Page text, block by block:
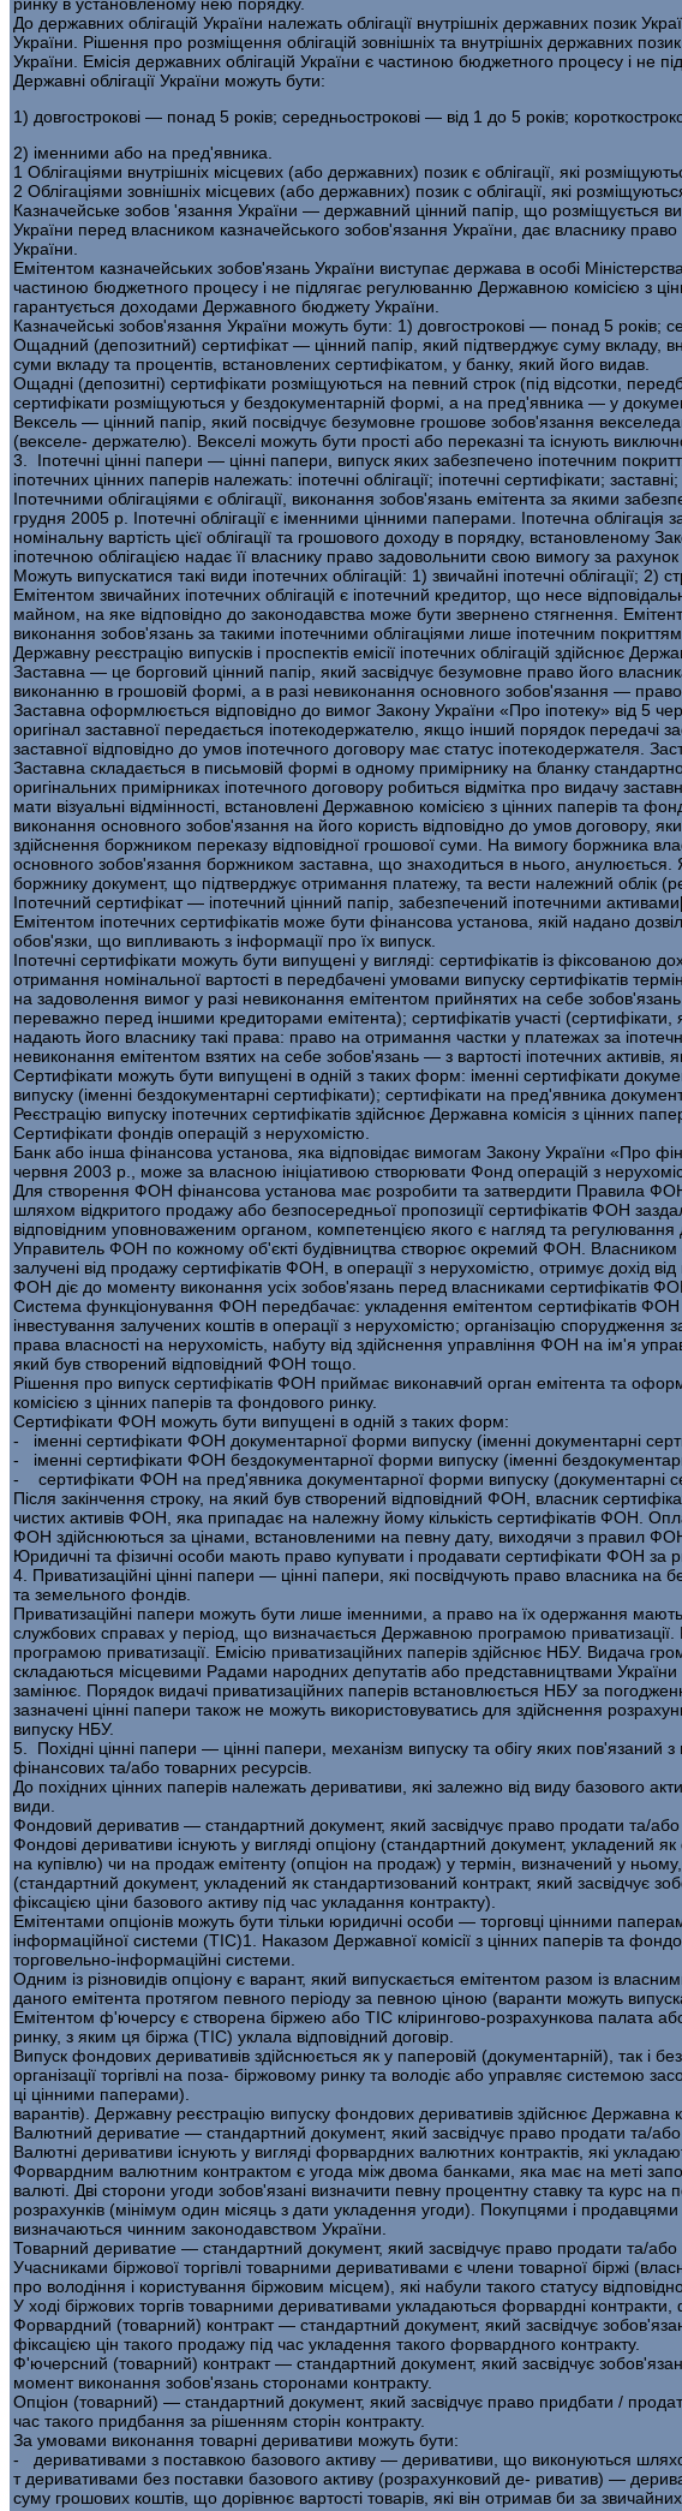
До державних облігацій України належать облігації внутрішніх державних позик
України. Рішення про розміщення облігацій зовнішніх та внутрішніх державних
України. Емісія державних облігацій України є частиною бюджетного процесу і не
Державні облігації України можуть бути:
1) довгострокові — понад 5 років; середньострокові — від 1 до 5 років;
2) іменними або на пред'явника.
1 Облігаціями внутрішніх місцевих (або державних) позик є облігації, які
2 Облігаціями зовнішніх місцевих (або державних) позик с облігації, які
Казначейське зобов 'язання України — державний цінний папір, що розміщується
України перед власником казначейського зобов'язання України, дає власнику
України.
Емітентом казначейських зобов'язань України виступає держава в особі
частиною бюджетного процесу і не підлягає регулюванню Державною комісією з
гарантується доходами Дер­жавного бюджету України.
Казначейські зобов'язання України можуть бути: 1) довгостроко­ві — понад 5
Ощадний (депозитний) сертифікат — цінний папір, який підтвер­джує суму вкладу,
суми вкладу та процентів, встановлених сертифікатом, у банку, який його видав.
Ощадні (депозитні) сертифікати розміщуються на певний строк (під відсотки,
сертифікати розміщують­ся у бездокументарній формі, а на пред'явника — у
Вексель — цінний папір, який посвідчує безумовне грошове зобов'язання
(векселе- держателю). Векселі можуть бути прості або переказні та існують
3. Іпотечні цінні папери — цінні папери, випуск яких забезпечено іпотечним
іпотечних цінних паперів належать: іпотечні облігації; іпотечні сертифікати;
Іпотечними облігаціями є облігації, виконання зобов'язань емі­тента за якими
грудня 2005 р. Іпотечні облігації є іменними цінними паперами. Іпотечна
номінальну вартість цієї об­лігації та грошового доходу в порядку, встановленому
іпотечною облігацією надає її власнику право задовольнити свою вимогу за рахунок
Можуть випускатися такі види іпотечних облігацій: 1) звичайні іпотечні облігації; 2)
Емітентом звичайних іпотечних облігацій є іпотечний кредитор, що несе
майном, на яке відповідно до законодавства може бути звернено стягнення.
виконання зобов'язань за такими іпо­течними облігаціями лише іпотечним покриттям.
Державну реєстрацію випусків і проспектів емісії іпотечних облігацій здійснює
Заставна — це борговий цінний папір, який засвідчує безумовне право його
виконанню в грошовій фор­мі, а в разі невиконання основного зобов'язання — право
Заставна оформлюється відповідно до вимог Закону України «Про іпотеку» від 5
оригінал заставної пе­редається іпотекодержателю, якщо інший порядок
заставної відповідно до умов іпотечного договору має статус іпотекодержателя.
Заставна складається в письмовій формі в одному примірнику на бланку
оригінальних примірниках іпотечного договору робиться відмітка про видачу
мати візуальні відмінності, встановлені Дер­жавною комісією з цінних паперів та
виконання основного зобов'язання на його користь відповідно до умов договору,
здійснення боржником переказу відповідної грошової суми. На вимогу боржника
основного зобов'язання боржни­ком заставна, що знаходиться в нього,
боржнику документ, що підтверджує отримання платежу, та вести належний облік
Іпотечний сертифікат — іпотечний цінний папір, забезпечений іпотечними
Емітентом іпотечних сертифікатів може бути фінансова установа, якій надано
обов'язки, що випливають з інформації про їх випуск.
Іпотечні сертифікати можуть бути випущені у вигляді: сертифіка­тів із фіксованою
отримання номінальної вартості в передбачені умовами випуску сертифікатів
на задоволення вимог у разі не­виконання емітентом прийнятих на себе
переважно перед іншими кредиторами емітента); сертифі­катів участі
надають його власнику такі права: право на отримання частки у платежах за
невиконання емітентом взятих на себе зобов'язань — з вартості іпотечних активів,
Сертифікати можуть бути випущені в одній з таких форм: іменні сертифікати
випуску (іменні бездокументарні сертифікати); сертифікати на пред'явника
Реєстрацію випуску іпотечних сертифікатів здійснює Державна комісія з цінних
Сертифікати фондів операцій з нерухомістю.
Банк або інша фінансова установа, яка відповідає вимогам Закону України «Про
червня 2003 р., може за власною ініціативою створювати Фонд операцій з
Для створення ФОН фінансова установа має розробити та затвер­дити Правила
шляхом відкритого продажу або безпосередньої пропозиції сертифікатів ФОН
відповідним уповноваженим органом, компетенцією якого є нагляд та регулювання
Управитель ФОН по кожному об'єкті будівництва створює окремий ФОН.
залучені від продажу сертифікатів ФОН, в операції з нерухомістю, отримує дохід
ФОН діє до моменту виконання усіх зобов'язань перед власниками сертифікатів
Система функціонування ФОН передбачає: укладення емітентом сертифікатів
інвестування залучених коштів в операції з нерухомістю; організацію
права власності на нерухомість, набуту від здійснення управління ФОН на ім'я
який був створений відповідний ФОН тощо.
Рішення про випуск сертифікатів ФОН приймає виконавчий орган емітента та
комісією з цінних паперів та фондового ринку.
Сертифікати ФОН можуть бути випущені в одній з таких форм:
- іменні сертифікати ФОН документарної форми випуску (іменні документарні
- іменні сертифікати ФОН бездокументарної форми випуску (імен­ні
- сертифікати ФОН на пред'явника документарної форми випуску (документарні
Після закінчення строку, на який був створений відповідний ФОН, власник
чистих активів ФОН, яка припадає на належну йому кількість сертифікатів ФОН.
ФОН здійснюються за цінами, вста­новленими на певну дату, виходячи з правил
Юридичні та фізичні особи мають право купувати і продавати сер­тифікати ФОН за
4. Приватизаційні цінні папери — цінні папери, які посвідчують право власника
та земельного фондів.
Приватизаційні папери можуть бути лише іменними, а право на їх одержання
службових справах у період, що визначається Державною програмою приватизації.
програмою приватизації. Емісію приватизаційних паперів здійснює НБУ. Видача
складаються місцевими Радами народних депутатів або представництвами
замінює. Порядок видачі приватизаційних паперів встановлюється НБУ за
зазначені цінні папери також не можуть використовуватись для здійснення
випуску НБУ.
5. Похідні цінні папери — цінні папери, механізм випуску та обігу яких
фінансових та/або товарних ресурсів.
До похідних цінних паперів належать деривативи, які залежно від виду базового
види.
Фондовий дериватив — стандартний документ, який засвідчує право продати та/
Фондові деривативи існують у вигляді опціону (стандартний до­кумент, укладений
на купів­лю) чи на продаж емітенту (опціон на продаж) у термін, визначений у
(стандартний документ, укладений як стандартизований контракт, який засвідчує
фіксацією ціни базового активу під час укладання контракту).
Емітентами опціонів можуть бути тільки юридичні особи — торгов­ці цінними
інформаційної систе­ми (ТІС)1. Наказом Державної комісії з цінних паперів та
торговельно-інформаційні системи.
Одним із різновидів опціону є варант, який випускається емітентом разом із
даного емітента протягом певного періоду за певною ціною (варанти можуть
Емітентом ф'ючерсу є створена біржею або ТІС клірингово-роз­рахункова палата
ринку, з яким ця біржа (ТІС) уклала відповідний договір.
Випуск фондових деривативів здійснюється як у паперовій (доку­ментарній), так і
організації торгівлі на поза- біржовому ринку та володіє або управляє системою
ці цінними паперами).
варантів). Державну реєстрацію випуску фондових деривативів здій­снює Державна
Валютний дериватие — стандартний документ, який засвідчує право продати та/
Валютні деривативи існують у вигляді форвардних валютних конт­рактів, які
Форвардним валютним контрактом є угода між двома банками, яка має на меті
валюті. Дві сторони угоди зобов'язані визначити певну процентну ставку та курс
розрахунків (мінімум один місяць з дати укла­дення угоди). Покупцями і
визначаються чинним законодавством України.
Товарний дериватие — стандартний документ, який засвідчує право продати та/
Учасниками біржової торгівлі товарними деривативами є члени товарної біржі
про володіння і користування біржовим місцем), які набули такого статусу
У ході біржових торгів товарними деривативами укладаються фор­вардні контракти,
Форвардний (товарний) контракт — стандартний документ, який засвідчує
фіксацією цін такого продажу під час укладення такого форвардного контракту.
Ф'ючерсний (товарний) контракт — стандартний документ, який засвідчує
момент ви­конання зобов'язань сторонами контракту.
Опціон (товарний) — стандартний документ, який засвідчує право придбати /
час такого при­дбання за рішенням сторін контракту.
За умовами виконання товарні деривативи можуть бути:
- деривативами з поставкою базового активу — деривативи, що виконуються
т деривативами без поставки базового активу (розрахунковий де- риватив) —
суму грошових коштів, що дорівнює вартості товарів, які він отримав би за